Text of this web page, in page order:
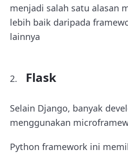
menjadi salah satu alasan
lebih baik daripada
lainnya
Flask
Selain Django, banyak
menggunakan
Python framework ini